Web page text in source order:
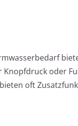
Knopfdruck oder
oft